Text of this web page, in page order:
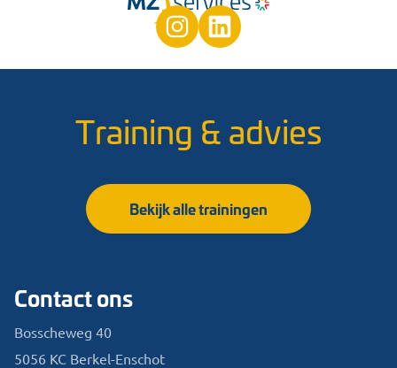
Training & advies
Bekijk alle trainingen
Contact ons
Bosscheweg 40
5056 KC Berkel-Enschot